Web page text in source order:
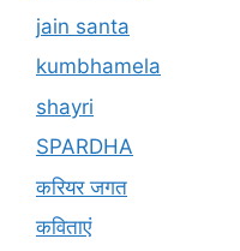
jain santa
kumbhamela
shayri
SPARDHA
करियर जगत
कविताएं